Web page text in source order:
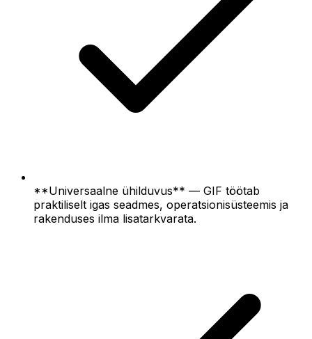
**Universaalne ühilduvus** — GIF töötab
praktiliselt igas seadmes, operatsionisüsteemis ja
rakenduses ilma lisatarkvarata.